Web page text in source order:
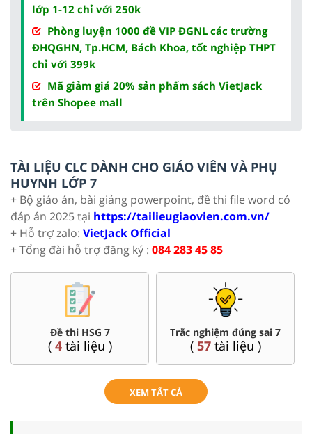
lớp 1-12 chỉ với 250k
Phòng luyện 1000 đề VIP ĐGNL các trường
ĐHQGHN, Tp.HCM, Bách Khoa, tốt nghiệp THPT
chỉ với 399k
Mã giảm giá 20% sản phẩm sách VietJack
trên Shopee mall
TÀI LIỆU CLC DÀNH CHO GIÁO VIÊN VÀ PHỤ
HUYNH LỚP 7
+ Bộ giáo án, bài giảng powerpoint, đề thi file word có
đáp án 2025 tại https://tailieugiaovien.com.vn/
+ Hỗ trợ zalo: VietJack Official
+ Tổng đài hỗ trợ đăng ký : 084 283 45 85
Đề thi HSG 7
( 4tài liệu )
Trắc nghiệm đúng sai 7
( 57tài liệu )
XEM TẤT CẢ